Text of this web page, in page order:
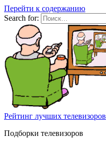
Перейти к содержанию
Search for:
Рейтинг лучших телевизоров
Подборки телевизоров